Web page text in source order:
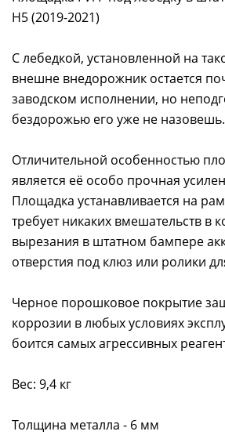
H5 (2019-2021)
С лебедкой, установленной на
внешне внедорожник остается
заводском исполнении, но
бездорожью его уже не назовешь.
Отличительной особенностью
является её особо прочная
Площадка устанавливается на
требует никаких вмешательств в
вырезания в штатном бампере
отверстия под клюз или ролики
Черное порошковое покрытие
коррозии в любых условиях
боится самых агрессивных
Вес: 9,4 кг
Толщина металла - 6 мм